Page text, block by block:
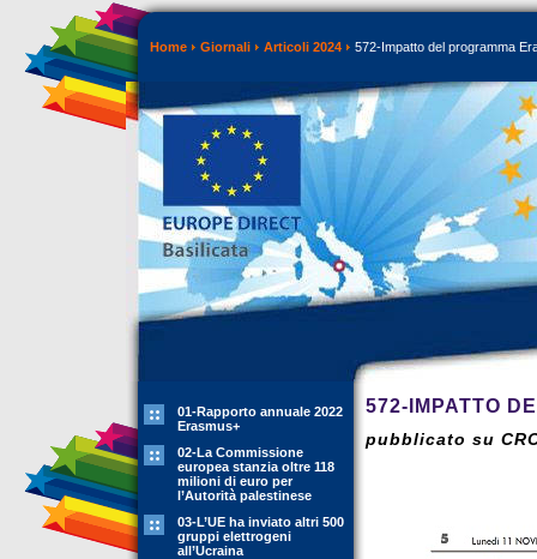
Home Giornali Articoli 2024 572-Impatto del programma
01-Rapporto annuale 2022
Erasmus+
02-La Commissione
europea stanzia oltre 118
milioni di euro per
l’Autorità palestinese
03-L’UE ha inviato altri 500
gruppi elettrogeni
all’Ucraina
572-IMPATTO
pubblicato su